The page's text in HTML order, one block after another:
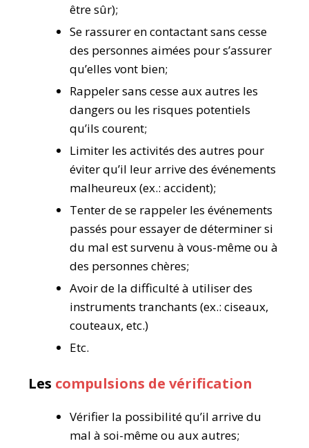
être sûr);
Se rassurer en contactant sans cesse
des personnes aimées pour s’assurer
qu’elles vont bien;
Rappeler sans cesse aux autres les
dangers ou les risques potentiels
qu’ils courent;
Limiter les activités des autres pour
éviter qu’il leur arrive des événements
malheureux (ex.: accident);
Tenter de se rappeler les événements
passés pour essayer de déterminer si
du mal est survenu à vous-même ou à
des personnes chères;
Avoir de la difficulté à utiliser des
instruments tranchants (ex.: ciseaux,
couteaux, etc.)
Etc.
Les compulsions de vérification
Vérifier la possibilité qu’il arrive du
mal à soi-même ou aux autres;